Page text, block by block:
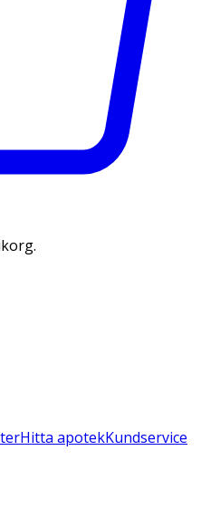
Hitta apotekKundservice